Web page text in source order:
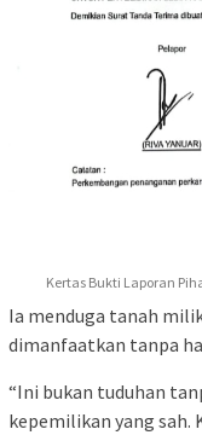
Kertas Bukti Laporan
Ia menduga tanah
dimanfaatkan tanpa
“Ini bukan tuduhan
kepemilikan yang sah.